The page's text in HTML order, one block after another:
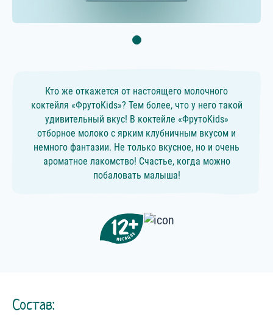
Кто же откажется от настоящего молочного
коктейля «ФрутоKids»? Тем более, что у него такой
удивительный вкус! В коктейле «ФрутоKids»
отборное молоко с ярким клубничным вкусом и
немного фантазии. Не только вкусное, но и очень
ароматное лакомство! Счастье, когда можно
побаловать малыша!
Состав: